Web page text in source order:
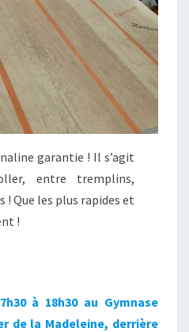
garantie ! Il s’agit
entre tremplins,
Que les plus rapides et
!
à 18h30 au Gymnase
de la Madeleine, derrière